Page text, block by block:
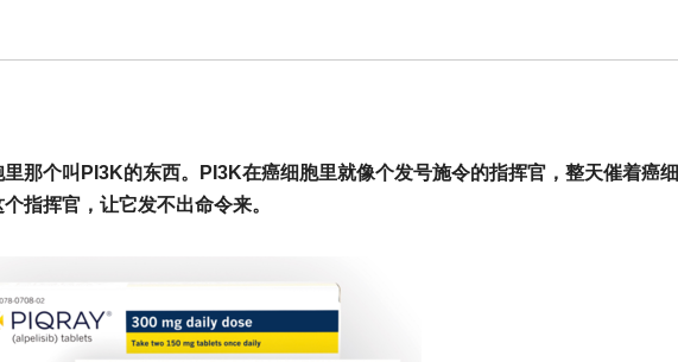
那个叫PI3K的东西。PI3K在癌细胞里就像个发号施令的指挥官，整天催着癌细
指挥官，让它发不出命令来。